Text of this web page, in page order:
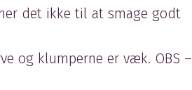
det ikke til at smage godt
og klumperne er væk. OBS –